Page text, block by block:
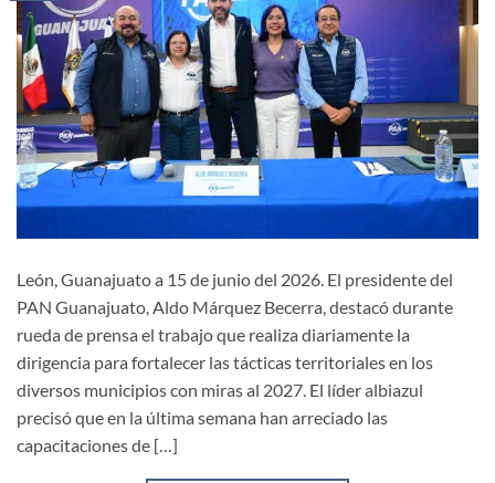
León, Guanajuato a 15 de junio del 2026. El presidente del
PAN Guanajuato, Aldo Márquez Becerra, destacó durante
rueda de prensa el trabajo que realiza diariamente la
dirigencia para fortalecer las tácticas territoriales en los
diversos municipios con miras al 2027. El líder albiazul
precisó que en la última semana han arreciado las
capacitaciones de […]